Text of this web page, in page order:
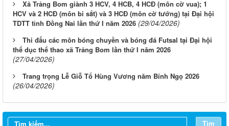
Xã Trảng Bom giành 3 HCV, 4 HCB, 4 HCĐ (môn cờ vua); 1
HCV và 2 HCĐ (môn bi sắt) và 3 HCĐ (môn cờ tướng) tại Đại hội
TDTT tỉnh Đồng Nai lần thứ I năm 2026 (29/04/2026)
Thi đấu các môn bóng chuyền và bóng đá Futsal tại Đại hội
thể dục thể thao xã Trảng Bom lần thứ I năm 2026
(27/04/2026)
Trang trọng Lễ Giỗ Tổ Hùng Vương năm Bính Ngọ 2026
(26/04/2026)
Tìm